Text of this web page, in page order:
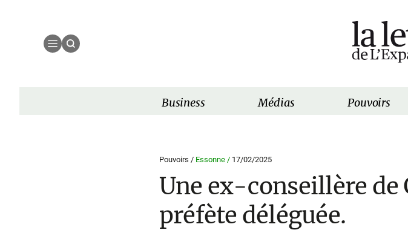
Business Médias Pouvoirs
Pouvoirs / Essonne / 17/02/2025
Une ex-conseillère
préfète déléguée.